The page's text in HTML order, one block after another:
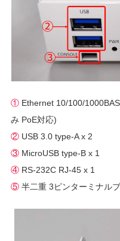
① Ethernet 10/100/
み PoE対応)
② USB 3.0 type-A x 2
③ MicroUSB type-B x 1
④ RS-232C RJ-45 x 1
⑤ 半二重 3ピンターミナル